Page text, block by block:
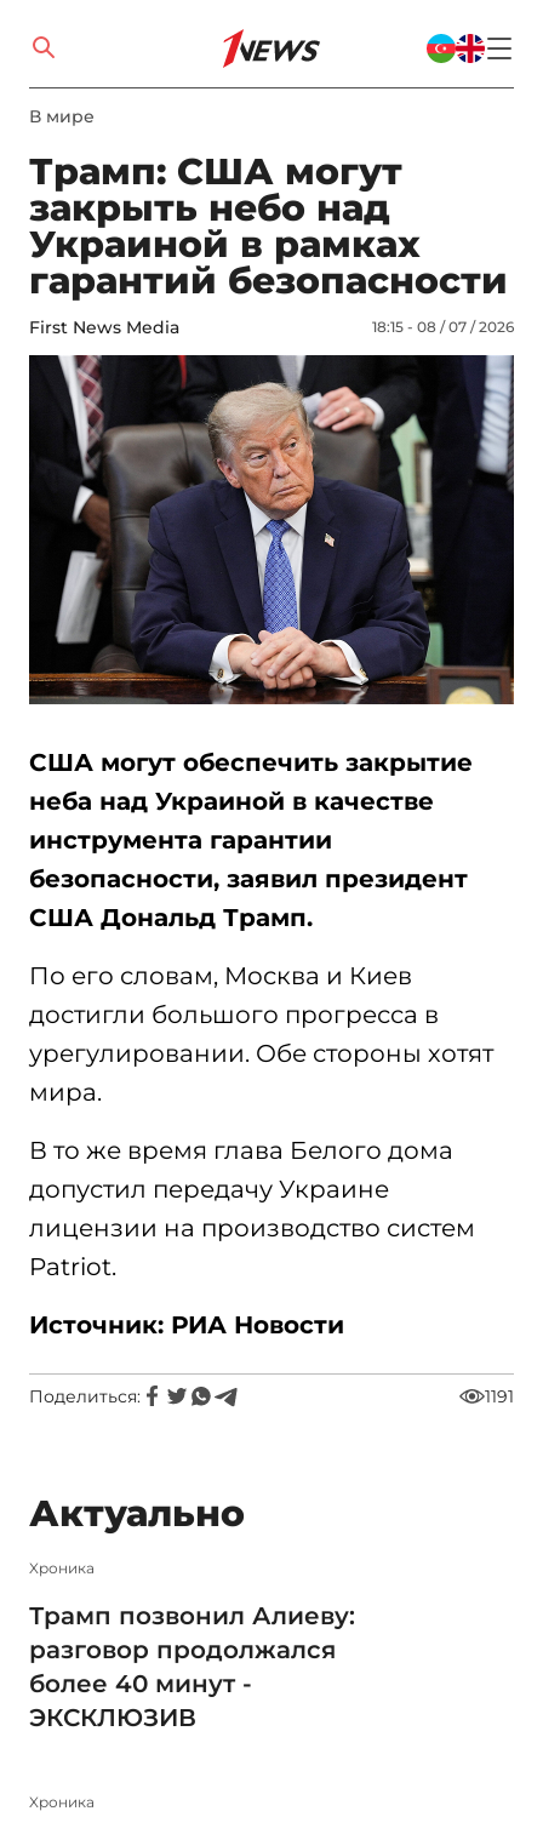
В мире
Трамп: США могут
закрыть небо над
Украиной в рамках
гарантий безопасности
First News Media 18:15 - 08 / 07 / 2026
США могут обеспечить закрытие
неба над Украиной в качестве
инструмента гарантии
безопасности, заявил президент
США Дональд Трамп.
По его словам, Москва и Киев
достигли большого прогресса в
урегулировании. Обе стороны хотят
мира.
В то же время глава Белого дома
допустил передачу Украине
лицензии на производство систем
Patriot.
Источник: РИА Новости
Поделиться: 1191
Актуально
Xроника
Трамп позвонил Алиеву:
разговор продолжался
более 40 минут -
ЭКСКЛЮЗИВ
Xроника